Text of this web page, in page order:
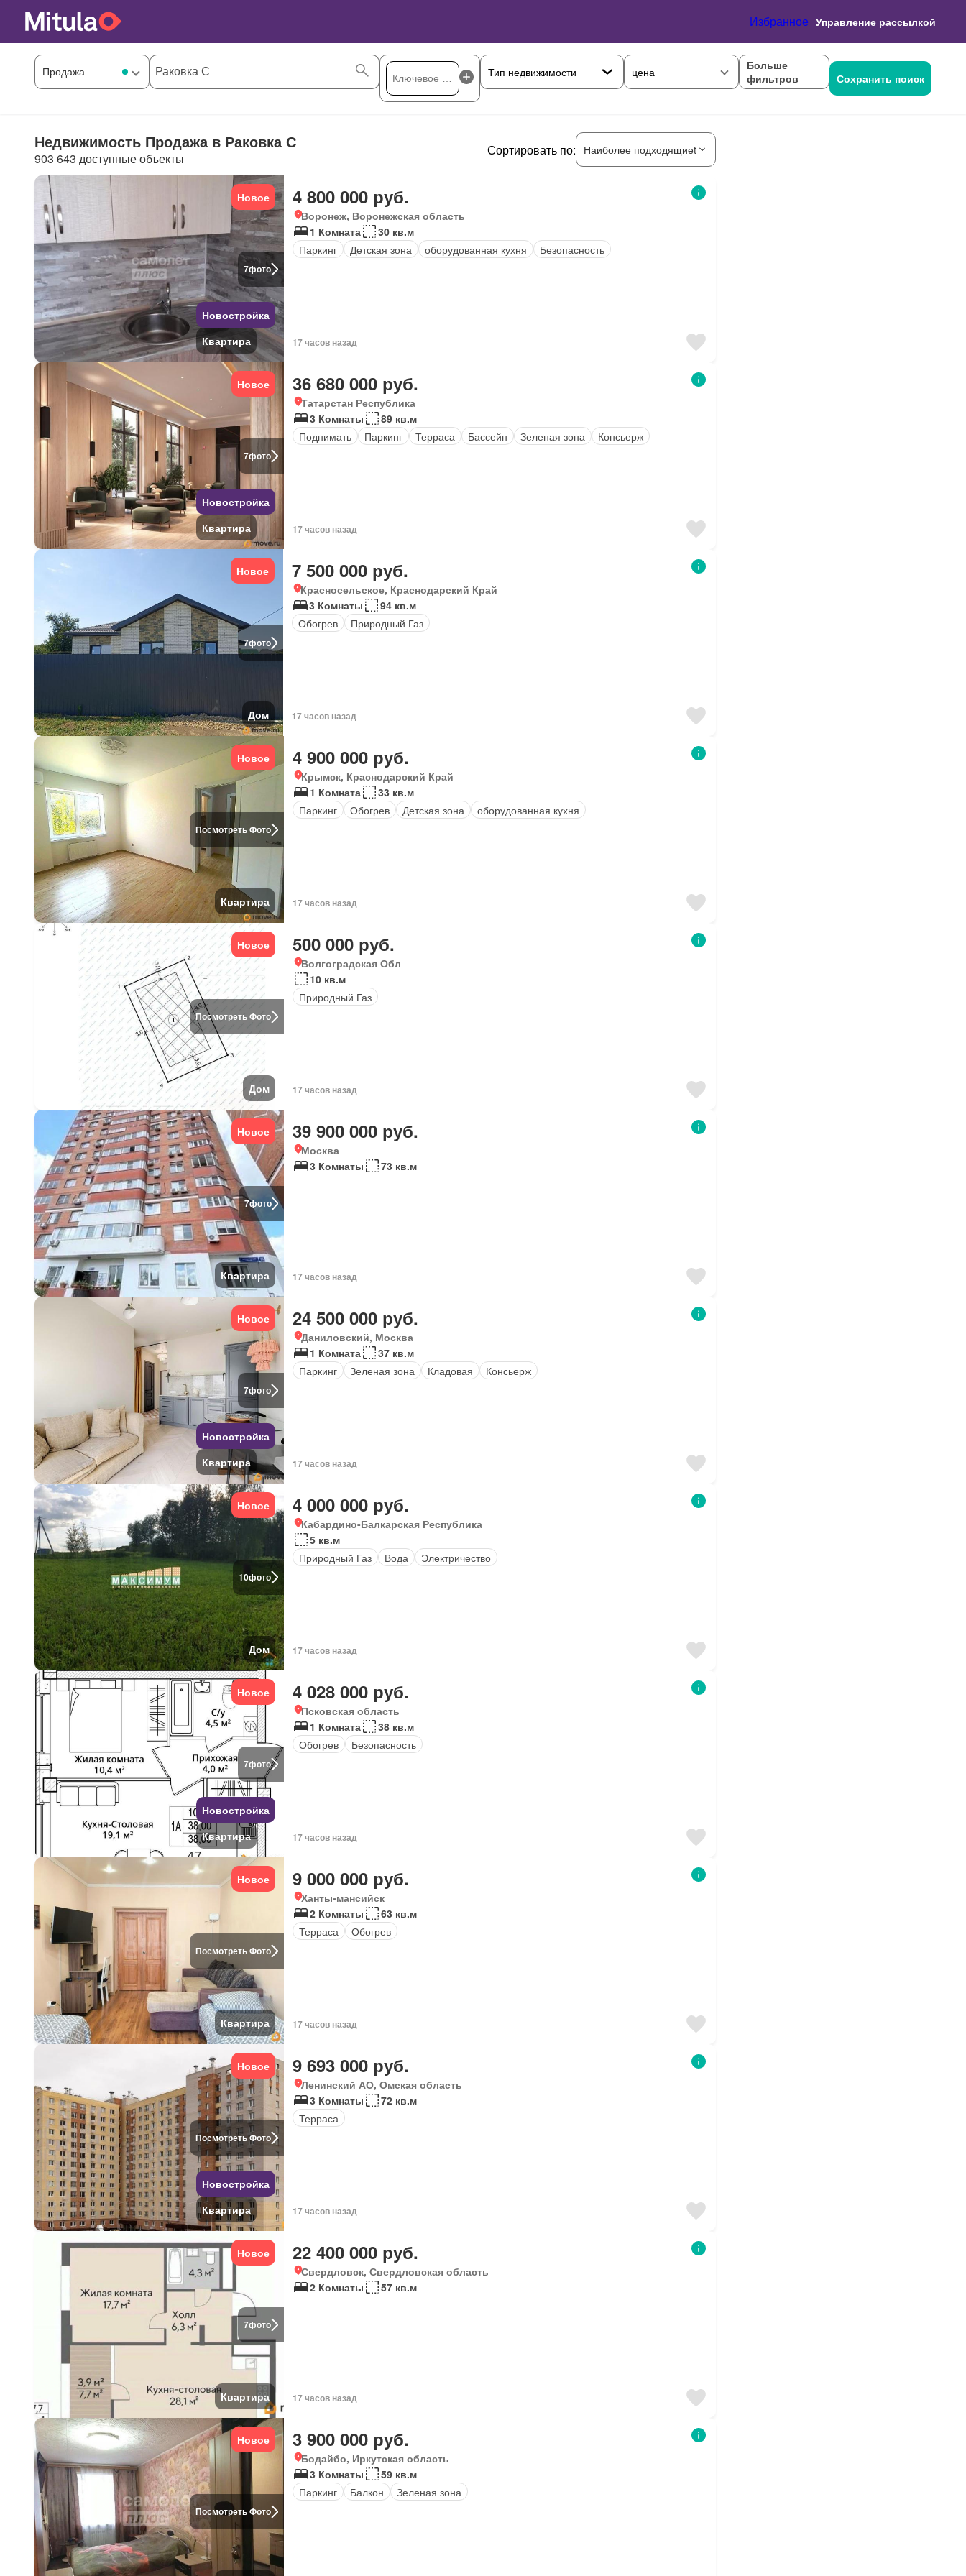
Избранное Управление рассылкой
цена
Больше
фильтров
Сохранить поиск
Недвижимость Продажа в Раковка С
903 643 доступные объекты
Сортировать по: Наиболее подходящиеt
7фото
Новое
Новостройка
Квартира
4 800 000 руб.
Воронеж, Воронежская область
1 Комната
30 кв.м
Паркинг
Детская зона оборудованная кухня Безопасность
17 часов назад
7фото
Новое
Новостройка
Квартира
36 680 000 руб.
Татарстан Республика
3 Комнаты
89 кв.м
Поднимать
Паркинг Терраса Бассейн Зеленая зона Консьерж
17 часов назад
7фото
Новое
Дом
7 500 000 руб.
Красносельское, Краснодарский Край
3 Комнаты
94 кв.м
Обогрев
Природный Газ
17 часов назад
Посмотреть Фото
Новое
Квартира
4 900 000 руб.
Крымск, Краснодарский Край
1 Комната
33 кв.м
Паркинг
Обогрев Детская зона оборудованная кухня
17 часов назад
Посмотреть Фото
Новое
Дом
500 000 руб.
Волгоградская Обл
10 кв.м
Природный Газ
17 часов назад
7фото
Новое
Квартира
39 900 000 руб.
Москва
3 Комнаты
73 кв.м
17 часов назад
7фото
Новое
Новостройка
Квартира
24 500 000 руб.
Даниловский, Москва
1 Комната
37 кв.м
Паркинг
Зеленая зона Кладовая Консьерж
17 часов назад
10фото
Новое
Дом
4 000 000 руб.
Кабардино-Балкарская Республика
5 кв.м
Природный Газ
Вода Электричество
17 часов назад
7фото
Новое
Новостройка
Квартира
4 028 000 руб.
Псковская область
1 Комната
38 кв.м
Обогрев
Безопасность
17 часов назад
Посмотреть Фото
Новое
Квартира
9 000 000 руб.
Ханты-мансийск
2 Комнаты
63 кв.м
Терраса
Обогрев
17 часов назад
Посмотреть Фото
Новое
Новостройка
Квартира
9 693 000 руб.
Ленинский АО, Омская область
3 Комнаты
72 кв.м
Терраса
17 часов назад
7фото
Новое
Квартира
22 400 000 руб.
Свердловск, Свердловская область
2 Комнаты
57 кв.м
17 часов назад
Посмотреть Фото
Новое 3 900 000 руб.
Бодайбо, Иркутская область
3 Комнаты
59 кв.м
Паркинг
Балкон Зеленая зона